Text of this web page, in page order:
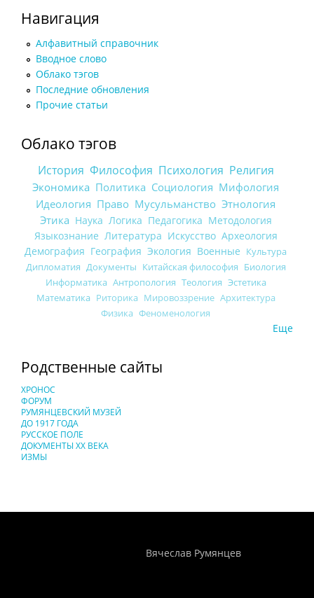
Навигация
Алфавитный справочник
Вводное слово
Облако тэгов
Последние обновления
Прочие статьи
Облако тэгов
История Философия Психология Религия
Экономика Политика Социология Мифология
Идеология Право Мусульманство Этнология
Этика Наука Логика Педагогика Методология
Языкознание Литература Искусство Археология
Демография География Экология Военные Культура
Дипломатия Документы Китайская философия Биология
Информатика Антропология Теология Эстетика
Математика Риторика Мировоззрение Архитектура
Физика Феноменология
Еще
Родственные сайты
ХРОНОС
ФОРУМ
РУМЯНЦЕВСКИЙ МУЗЕЙ
ДО 1917 ГОДА
РУССКОЕ ПОЛЕ
ДОКУМЕНТЫ XX ВЕКА
ИЗМЫ
Вячеслав Румянцев